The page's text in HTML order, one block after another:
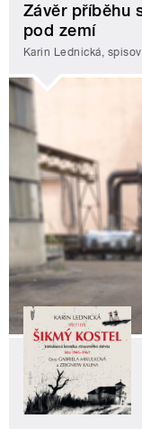
Závěr příběhu
pod zemí
Karin Lednická,